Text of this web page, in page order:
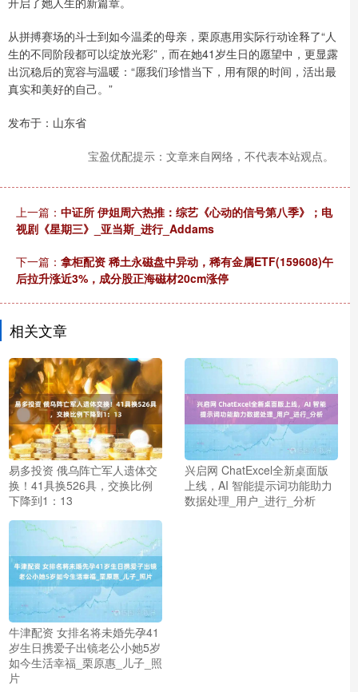
从拼搏赛场的斗士到如今温柔的母亲，栗原惠用实际行动诠释了“人
生的不同阶段都可以绽放光彩”，而在她41岁生日的愿望中，更显露
出沉稳后的宽容与温暖：“愿我们珍惜当下，用有限的时间，活出最
真实和美好的自己。”
发布于：山东省
宝盈优配提示：文章来自网络，不代表本站观点。
上一篇： 中证所 伊姐周六热推：综艺《心动的信号第八季》；电
视剧《星期三》_亚当斯_进行_Addams
下一篇： 拿柜配资 稀土永磁盘中异动，稀有金属ETF(159608)午
后拉升涨近3%，成分股正海磁材20cm涨停
相关文章
易多投资 俄乌阵亡军人遗体交
换！41具换526具，交换比例
下降到1：13
兴启网 ChatExcel全新桌面版
上线，AI 智能提示词功能助力
数据处理_用户_进行_分析
牛津配资 女排名将未婚先孕41
岁生日携爱子出镜老公小她5岁
如今生活幸福_栗原惠_儿子_照
片